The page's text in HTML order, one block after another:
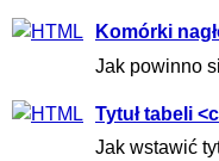
Komórki
Jak powinno
Tytuł tabeli
Jak wstawić